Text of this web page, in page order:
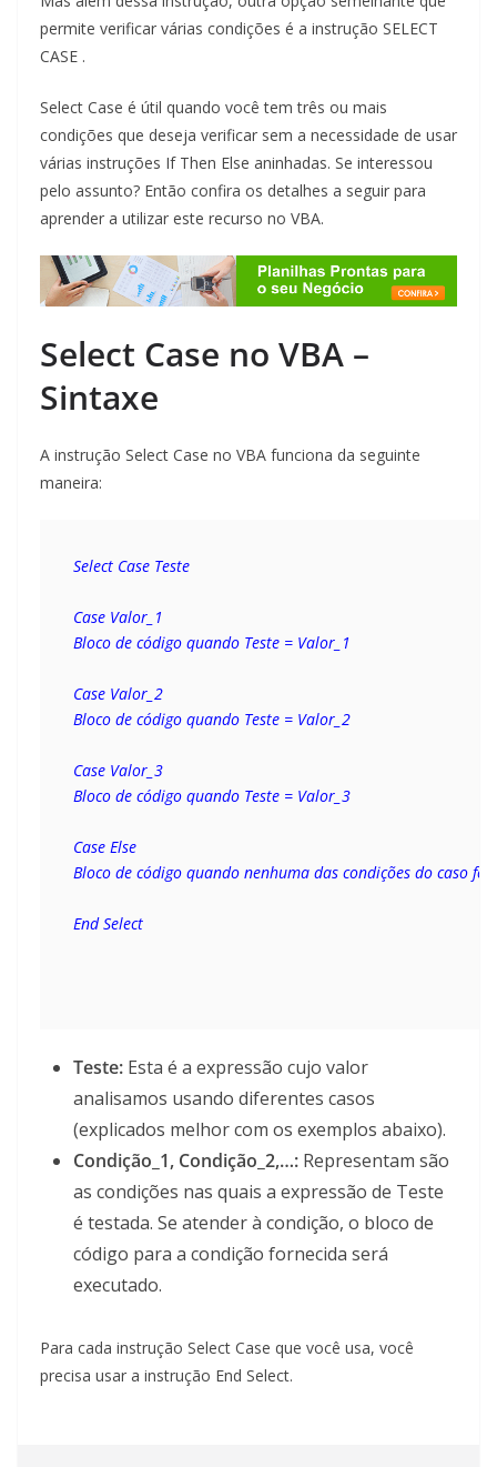
permite verificar várias condições é a instrução SELECT
CASE .
Select Case é útil quando você tem três ou mais
condições que deseja verificar sem a necessidade de usar
várias instruções If Then Else aninhadas. Se interessou
pelo assunto? Então confira os detalhes a seguir para
aprender a utilizar este recurso no VBA.
Select Case no VBA –
Sintaxe
A instrução Select Case no VBA funciona da seguinte
maneira:
Select Case Teste
Case Valor_1
Bloco de código quando Teste = Valor_1
Case Valor_2
Bloco de código quando Teste = Valor_2
Case Valor_3
Bloco de código quando Teste = Valor_3
Case Else
Bloco de código quando nenhuma das condições do caso
End Select
Teste: Esta é a expressão cujo valor
analisamos usando diferentes casos
(explicados melhor com os exemplos abaixo).
Condição_1, Condição_2,…: Representam são
as condições nas quais a expressão de Teste
é testada. Se atender à condição, o bloco de
código para a condição fornecida será
executado.
Para cada instrução Select Case que você usa, você
precisa usar a instrução End Select.